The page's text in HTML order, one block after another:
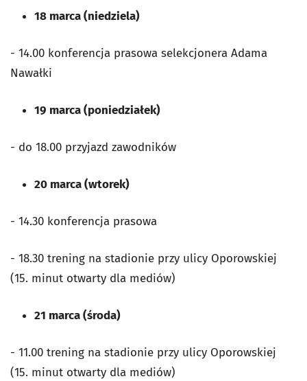
18 marca (niedziela)
- 14.00 konferencja prasowa selekcjonera Adama
Nawałki
19 marca (poniedziałek)
- do 18.00 przyjazd zawodników
20 marca (wtorek)
- 14.30 konferencja prasowa
- 18.30 trening na stadionie przy ulicy Oporowskiej
(15. minut otwarty dla mediów)
21 marca (środa)
- 11.00 trening na stadionie przy ulicy Oporowskiej
(15. minut otwarty dla mediów)